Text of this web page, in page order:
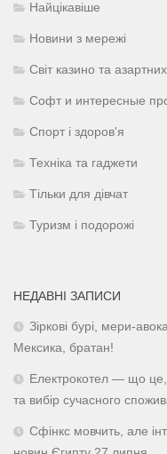
Найцікавіше
Новини з мережі
Світ казино та азартних
Софт и интересные
Спорт і здоров'я
Техніка та гаджети
Тільки для дівчат
Туризм і подорожі
НЕДАВНІ ЗАПИСИ
Зіркові бурі, мери-
Мексика, братан!
Електрокотел — що це,
та вибір сучасного
Сфінкс мовчить, але